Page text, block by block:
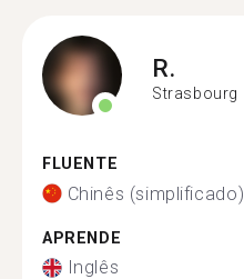
R.
Strasbourg
FLUENTE
Chinês (simplificado)
APRENDE
Inglês